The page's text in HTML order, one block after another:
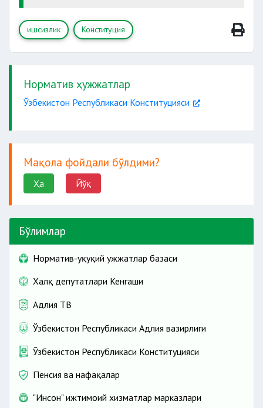
ишсизлик Конституция
Норматив ҳужжатлар
Ўзбекистон Республикаси Конституцияси
Мақола фойдали бўлдими?
Ҳа Йўқ
Бўлимлар
Норматив-ҳуқуқий ҳужжатлар базаси
Халқ депутатлари Кенгаши
Адлия ТВ
Ўзбекистон Республикаси Адлия вазирлиги
Ўзбекистон Республикаси Конституцияси
Пенсия ва нафақалар
"Инсон" ижтимоий хизматлар марказлари